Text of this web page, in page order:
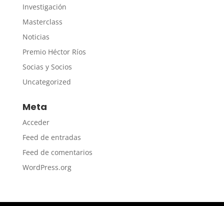
Investigación
Masterclass
Noticias
Premio Héctor Ríos
Socias y Socios
Uncategorized
Meta
Acceder
Feed de entradas
Feed de comentarios
WordPress.org